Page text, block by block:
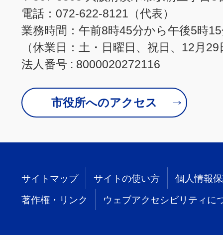
電話：072-622-8121（代表）
業務時間：午前8時45分から午後5時
（休業日：土・日曜日、祝日、12月
法人番号 : 8000020272116
市役所へのアクセス
サイトマップ サイトの使い方 個人情報
著作権・リンク ウェブアクセシビリティに